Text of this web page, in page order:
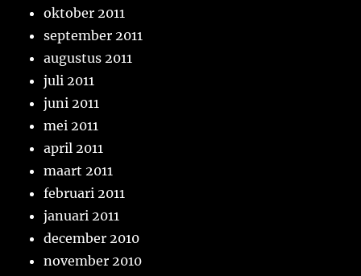
oktober 2011
september 2011
augustus 2011
juli 2011
juni 2011
mei 2011
april 2011
maart 2011
februari 2011
januari 2011
december 2010
november 2010